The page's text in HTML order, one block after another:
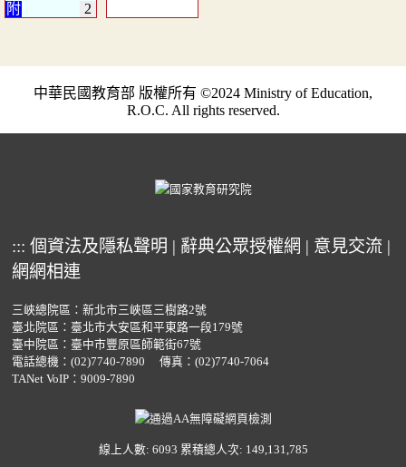
中華民國教育部 版權所有 ©2024 Ministry of Education,
R.O.C. All rights reserved.
::: 個資法及隱私聲明 | 辭典公眾授權網 | 意見交流 |
網網相連
三峽總院區：新北市三峽區三樹路2號
臺北院區：臺北市大安區和平東路一段179號
臺中院區：臺中市豐原區師範街67號
電話總機： (02)7740-7890
傳真：(02)7740-7064
TANet VoIP：9009-7890
線上人數: 6093 累積總人次: 149,131,785